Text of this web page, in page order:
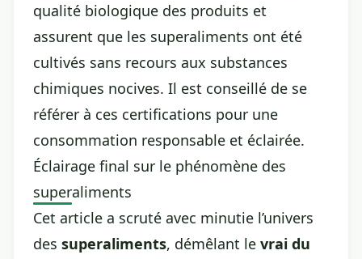
qualité biologique des produits et
assurent que les superaliments ont été
cultivés sans recours aux substances
chimiques nocives. Il est conseillé de se
référer à ces certifications pour une
consommation responsable et éclairée.
Éclairage final sur le phénomène des
superaliments
Cet article a scruté avec minutie l’univers
des superaliments, démêlant le vrai du